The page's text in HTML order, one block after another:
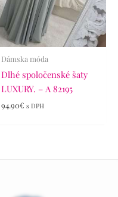
Dámska móda
Dlhé spoločenské šaty
LUXURY. – A 82195
94.90€ s DPH